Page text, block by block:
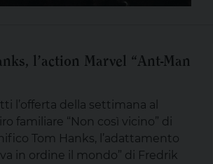
l’action Marvel “Ant-Man
l’offerta della settimana al
familiare “Non così vicino” di
Tom Hanks, l’adattamento
in ordine il mondo” di Fredrik